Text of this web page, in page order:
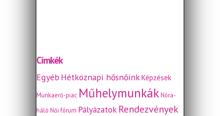
Címkék
EgyébHétköznapi hősnőinkKépzések
Munkaerő-piac MűhelymunkákNóra-
háló Női fórum Pályázatok Rendezvények